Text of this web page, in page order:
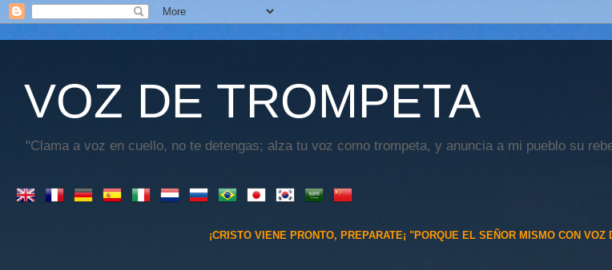
VOZ DE TROMPETA
"Clama a voz en cuello, no te detengas; alza tu voz como trompeta, y anuncia a mi pueblo su
¡CRISTO VIENE PRONTO, PREPARATE¡ "PORQUE EL SEÑOR MISMO CON VOZ DE